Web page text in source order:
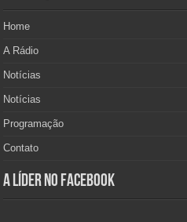
Home
A Rádio
Notícias
Notícias
Programação
Contato
A Líder no Facebook